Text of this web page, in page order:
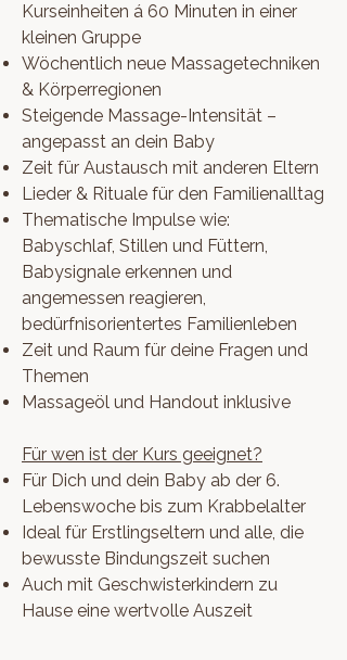
Kurseinheiten á 60 Minuten in einer
kleinen Gruppe
Wöchentlich neue Massagetechniken
& Körperregionen
Steigende Massage-Intensität –
angepasst an dein Baby
Zeit für Austausch mit anderen Eltern
Lieder & Rituale für den Familienalltag
Thematische Impulse wie:
Babyschlaf, Stillen und Füttern,
Babysignale erkennen und
angemessen reagieren,
bedürfnisorientertes Familienleben
Zeit und Raum für deine Fragen und
Themen
Massageöl und Handout inklusive
Für wen ist der Kurs geeignet?
Für Dich und dein Baby ab der 6.
Lebenswoche bis zum Krabbelalter
Ideal für Erstlingseltern und alle, die
bewusste Bindungszeit suchen
Auch mit Geschwisterkindern zu
Hause eine wertvolle Auszeit